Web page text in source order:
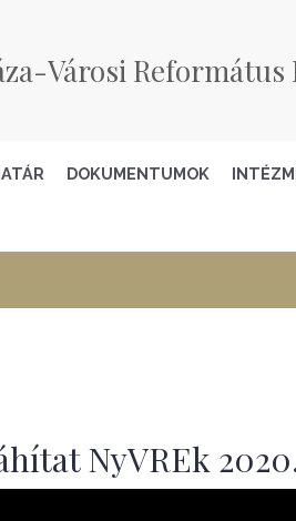
Városi Református
DOKUMENTUMOK
NyVREk